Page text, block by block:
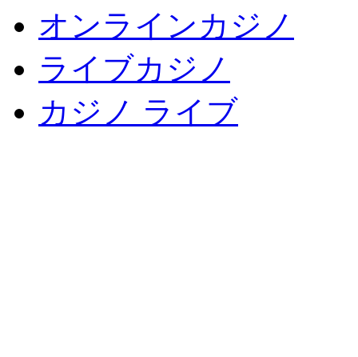
オンラインカジノ
ライブカジノ
カジノ ライブ